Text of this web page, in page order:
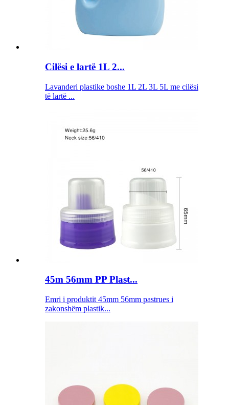
Cilësi e lartë 1L 2...
Lavanderi plastike boshe 1L 2L 3L 5L me cilësi
të lartë ...
45m 56mm PP Plast...
Emri i produktit 45mm 56mm pastrues i
zakonshëm plastik...